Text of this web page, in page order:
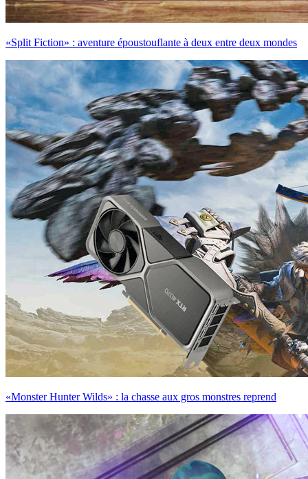
«Split Fiction» : aventure époustouflante à deux entre deux mondes
«Monster Hunter Wilds» : la chasse aux gros monstres reprend